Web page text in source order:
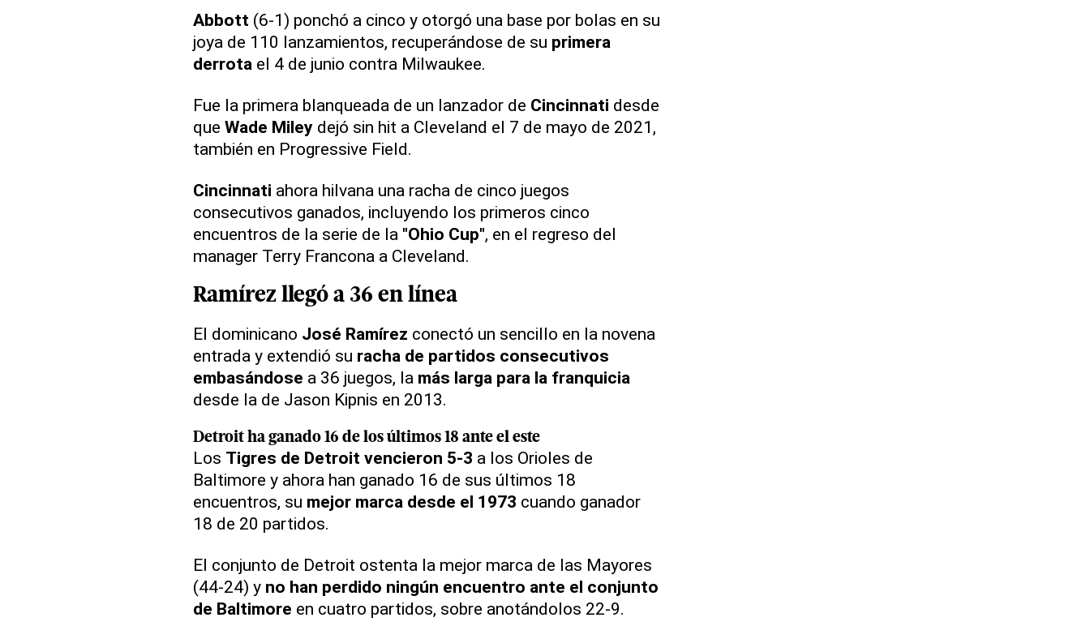
Abbott (6-1) ponchó a cinco y otorgó una base por bolas en su
joya de 110 lanzamientos, recuperándose de su primera
derrota el 4 de junio contra Milwaukee.
Fue la primera blanqueada de un lanzador de Cincinnati desde
que Wade Miley dejó sin hit a Cleveland el 7 de mayo de 2021,
también en Progressive Field.
Cincinnati ahora hilvana una racha de cinco juegos
consecutivos ganados, incluyendo los primeros cinco
encuentros de la serie de la "Ohio Cup", en el regreso del
manager Terry Francona a Cleveland.
Ramírez llegó a 36 en línea
El dominicano José Ramírez conectó un sencillo en la novena
entrada y extendió su racha de partidos consecutivos
embasándose a 36 juegos, la más larga para la franquicia
desde la de Jason Kipnis en 2013.
Detroit ha ganado 16 de los últimos 18 ante el este
Los Tigres de Detroit vencieron 5-3 a los Orioles de
Baltimore y ahora han ganado 16 de sus últimos 18
encuentros, su mejor marca desde el 1973 cuando ganador
18 de 20 partidos.
El conjunto de Detroit ostenta la mejor marca de las Mayores
(44-24) y no han perdido ningún encuentro ante el conjunto
de Baltimore en cuatro partidos, sobre anotándolos 22-9.